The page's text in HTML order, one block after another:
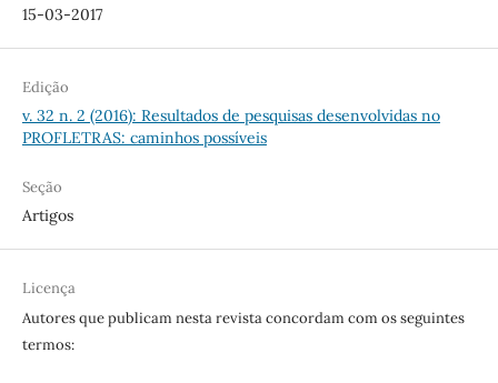
15-03-2017
Edição
v. 32 n. 2 (2016): Resultados de pesquisas desenvolvidas no
PROFLETRAS: caminhos possíveis
Seção
Artigos
Licença
Autores que publicam nesta revista concordam com os seguintes
termos: